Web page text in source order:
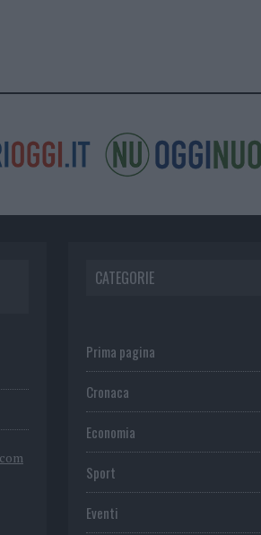
CATEGORIE
Prima pagina
Cronaca
Economia
Sport
Eventi